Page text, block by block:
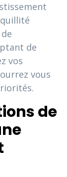
de
vos
vous
de